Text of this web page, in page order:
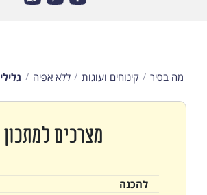
מה בסיר קינוחים ועוגות ללא אפיה
מצרכים למתכון
להכנה